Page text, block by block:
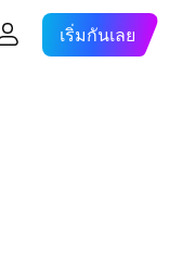
เริ่มกันเลย